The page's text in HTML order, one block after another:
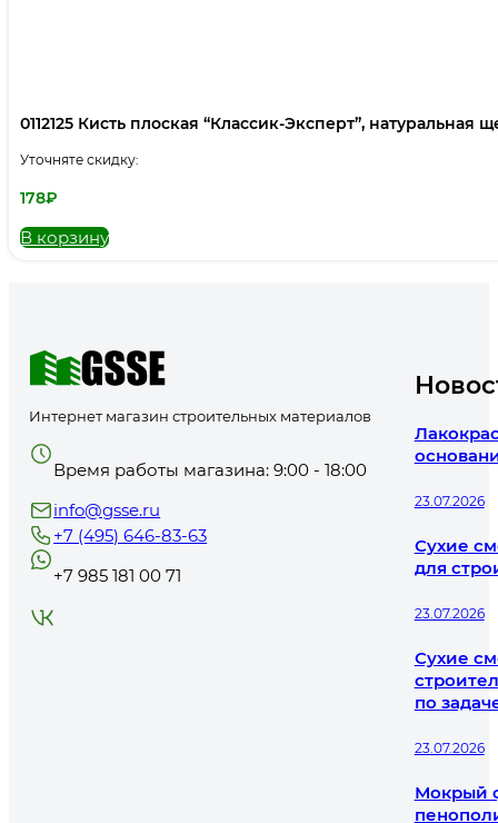
0112125 Кисть плоская “Классик-Эксперт”, натуральная
Уточняте скидку:
178₽
В корзину
Интернет магазин строительных материалов
Время работы магазина: 9:00 - 18:00
info@gsse.ru
+7 (495) 646-83-63
+7 985 181 00 71
23.07.2026
Сухие
для
23.07.2026
Сухие
по
23.07.2026
Мокрый